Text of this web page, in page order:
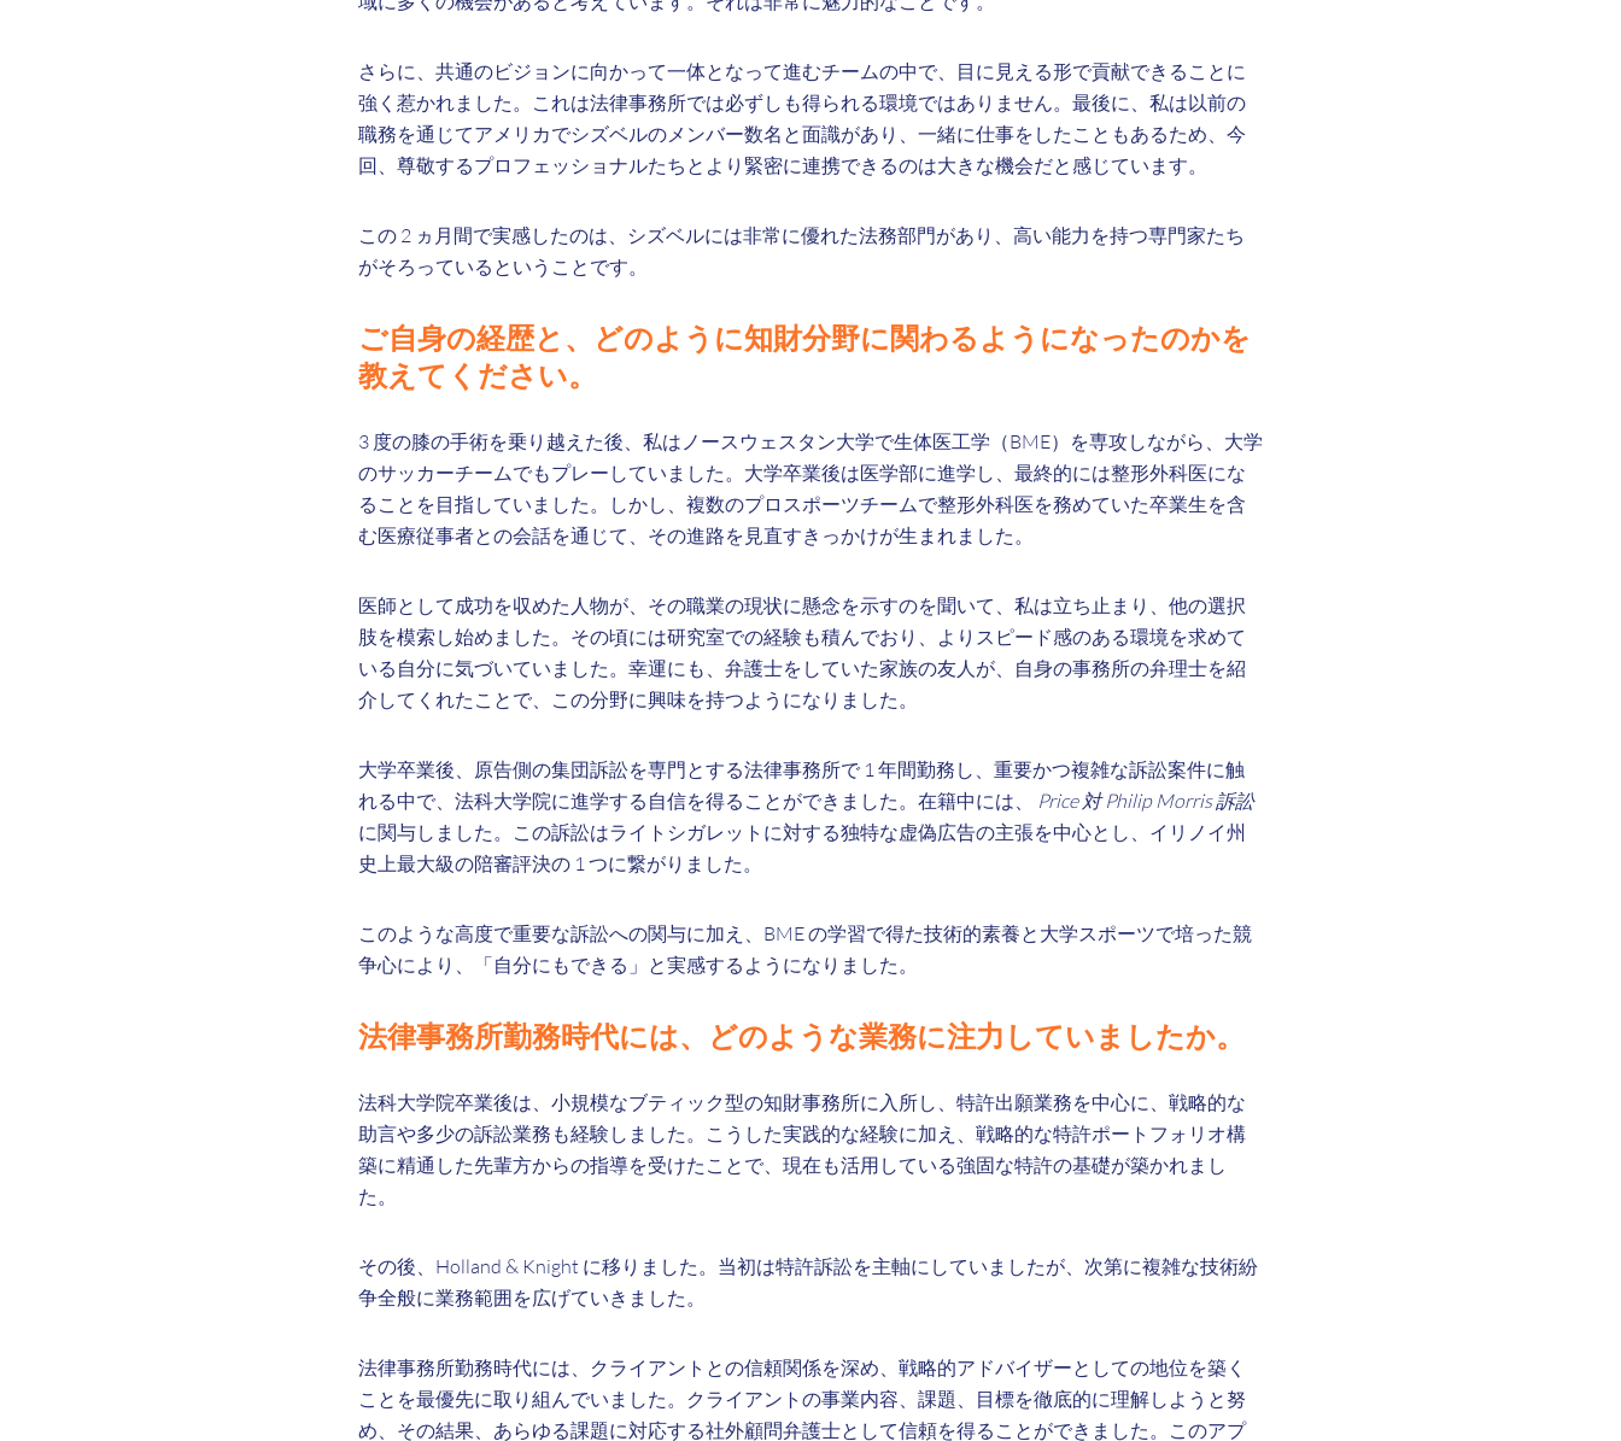
さらに、共通のビジョンに向かって一体となって進むチームの中で、目に見える形で貢献できることに
強く惹かれました。これは法律事務所では必ずしも得られる環境ではありません。最後に、私は以前の
職務を通じてアメリカでシズベルのメンバー数名と面識があり、一緒に仕事をしたこともあるため、今
回、尊敬するプロフェッショナルたちとより緊密に連携できるのは大きな機会だと感じています。
この 2 ヵ月間で実感したのは、シズベルには非常に優れた法務部門があり、高い能力を持つ専門家たち
がそろっているということです。
ご自身の経歴と、どのように知財分野に関わるようになったのかを
教えてください。
3 度の膝の手術を乗り越えた後、私はノースウェスタン大学で生体医工学（BME）を専攻しながら、大学
のサッカーチームでもプレーしていました。大学卒業後は医学部に進学し、最終的には整形外科医にな
ることを目指していました。しかし、複数のプロスポーツチームで整形外科医を務めていた卒業生を含
む医療従事者との会話を通じて、その進路を見直すきっかけが生まれました。
医師として成功を収めた人物が、その職業の現状に懸念を示すのを聞いて、私は立ち止まり、他の選択
肢を模索し始めました。その頃には研究室での経験も積んでおり、よりスピード感のある環境を求めて
いる自分に気づいていました。幸運にも、弁護士をしていた家族の友人が、自身の事務所の弁理士を紹
介してくれたことで、この分野に興味を持つようになりました。
大学卒業後、原告側の集団訴訟を専門とする法律事務所で 1 年間勤務し、重要かつ複雑な訴訟案件に触
れる中で、法科大学院に進学する自信を得ることができました。在籍中には、 Price 対 Philip Morris 訴訟
に関与しました。この訴訟はライトシガレットに対する独特な虚偽広告の主張を中心とし、イリノイ州
史上最大級の陪審評決の 1 つに繋がりました。
このような高度で重要な訴訟への関与に加え、BME の学習で得た技術的素養と大学スポーツで培った競
争心により、「自分にもできる」と実感するようになりました。
法律事務所勤務時代には、どのような業務に注力していましたか。
法科大学院卒業後は、小規模なブティック型の知財事務所に入所し、特許出願業務を中心に、戦略的な
助言や多少の訴訟業務も経験しました。こうした実践的な経験に加え、戦略的な特許ポートフォリオ構
築に精通した先輩方からの指導を受けたことで、現在も活用している強固な特許の基礎が築かれまし
た。
その後、Holland & Knight に移りました。当初は特許訴訟を主軸にしていましたが、次第に複雑な技術紛
争全般に業務範囲を広げていきました。
法律事務所勤務時代には、クライアントとの信頼関係を深め、戦略的アドバイザーとしての地位を築く
ことを最優先に取り組んでいました。クライアントの事業内容、課題、目標を徹底的に理解しようと努
め、その結果、あらゆる課題に対応する社外顧問弁護士として信頼を得ることができました。このアプ